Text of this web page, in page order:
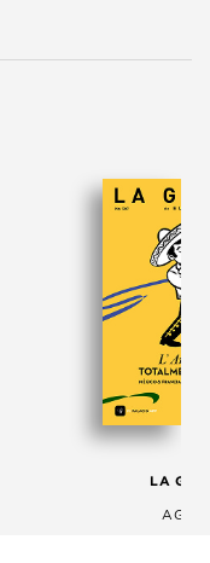
LA